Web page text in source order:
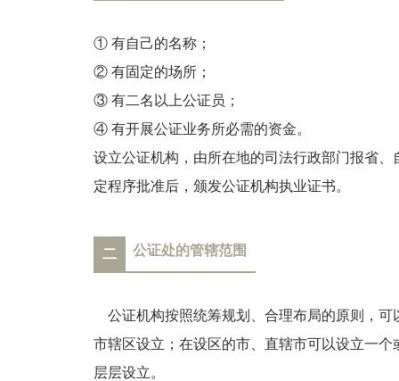
① 有自己的名称；
② 有固定的场所；
③ 有二名以上公证员；
④ 有开展公证业务所必需的资金。
设立公证机构，由所在地的司法行政部门报省
定程序批准后，颁发公证机构执业证书。
二 公证处的管辖范围
公证机构按照统筹规划、合理布局的原则，可
市辖区设立；在设区的市、直辖市可以设立一
层层设立。